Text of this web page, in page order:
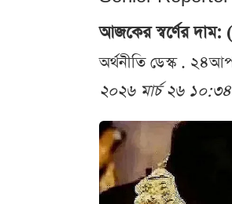
আজকের স্বর্ণের দাম:
অর্থনীতি ডেস্ক .
২০২৬ মার্চ ২৬